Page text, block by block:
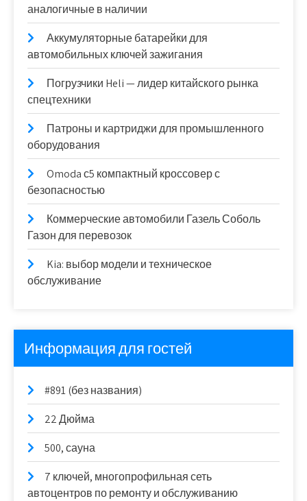
аналогичные в наличии
Аккумуляторные батарейки для
автомобильных ключей зажигания
Погрузчики Heli — лидер китайского рынка
спецтехники
Патроны и картриджи для промышленного
оборудования
Omoda с5 компактный кроссовер с
безопасностью
Коммерческие автомобили Газель Соболь
Газон для перевозок
Kia: выбор модели и техническое
обслуживание
Информация для гостей
#891 (без названия)
22 Дюйма
500, сауна
7 ключей, многопрофильная сеть
автоцентров по ремонту и обслуживанию